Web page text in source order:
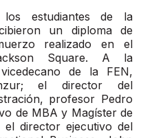
estudiantes de la
un diploma de
realizado en el
Square. A la
de la FEN,
el director del
profesor Pedro
de MBA y Magíster de
director ejecutivo del